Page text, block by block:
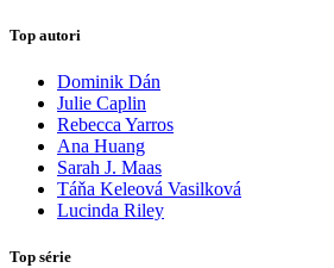
Top autori
Dominik Dán
Julie Caplin
Rebecca Yarros
Ana Huang
Sarah J. Maas
Táňa Keleová Vasilková
Lucinda Riley
Top série